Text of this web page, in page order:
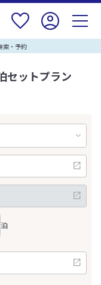
索・予約
セットプラン
泊